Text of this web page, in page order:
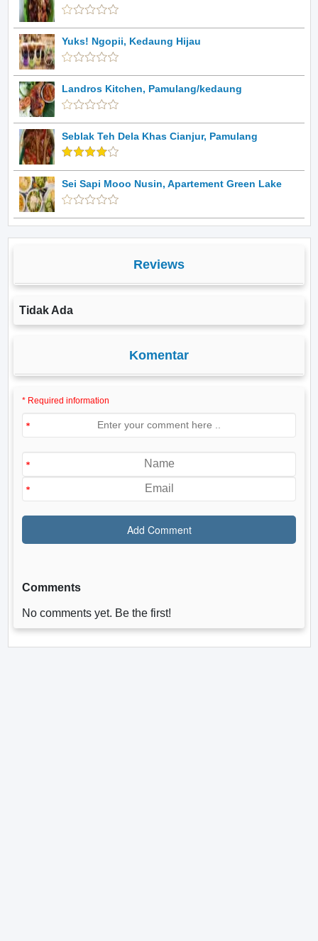
Yuks! Ngopii, Kedaung Hijau
Landros Kitchen, Pamulang/kedaung
Seblak Teh Dela Khas Cianjur, Pamulang
Sei Sapi Mooo Nusin, Apartement Green Lake
Reviews
Tidak Ada
Komentar
* Required information
Comments
No comments yet. Be the first!